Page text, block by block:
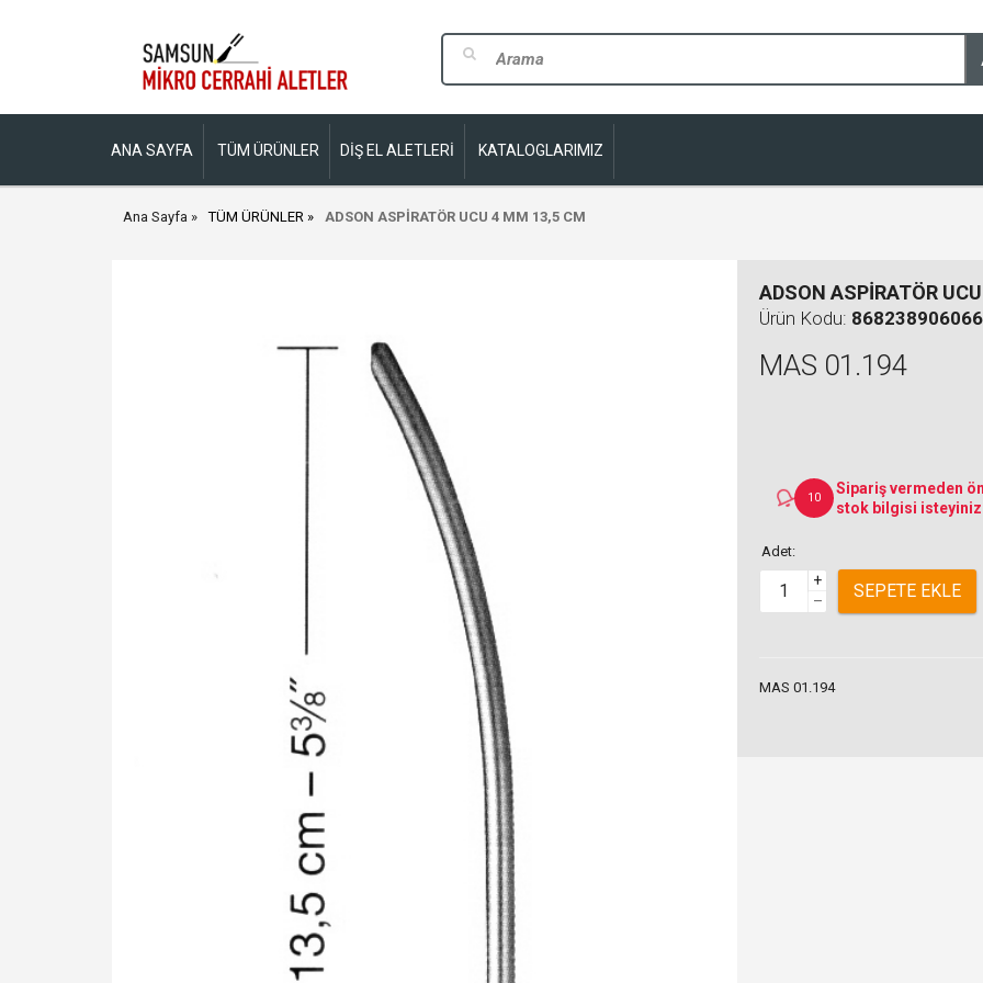
ANA SAYFA TÜM ÜRÜNLER DİŞ EL ALETLERİ KATALOGLARIMIZ
Ana Sayfa TÜM ÜRÜNLER ADSON ASPİRATÖR UCU 4 MM 13,5 CM
ADSON ASPİRATÖR
Ürün Kodu:
MAS 01.194
10
Sipariş vermeden
stok bilgisi
Adet:
+
–
SEPETE EKLE
MAS 01.194